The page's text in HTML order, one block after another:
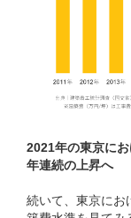
2021年の東京に
年連続の上昇へ
続いて、東京にお